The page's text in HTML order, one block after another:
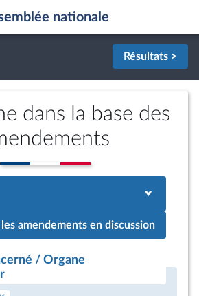
nationale
Résultats >
dans la base des
amendements en discussion
/ Organe